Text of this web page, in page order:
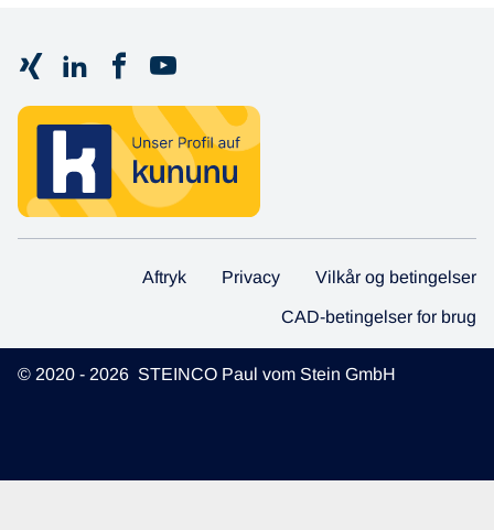
Aftryk Privacy Vilkår og betingelser
CAD-betingelser for brug
© 2020 - 2026 STEINCO Paul vom Stein GmbH